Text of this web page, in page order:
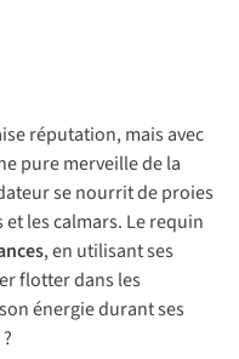
réputation, mais avec
pure merveille de la
se nourrit de proies
les calmars. Le requin
, en utilisant ses
flotter dans les
énergie durant ses